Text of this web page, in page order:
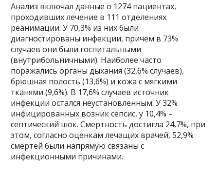
Анализ включал данные о 1274 пациентах,
проходивших лечение в 111 отделениях
реанимации. У 70,3% из них были
диагностированы инфекции, причем в 73%
случаев они были госпитальными
(внутрибольничными). Наиболее часто
поражались органы дыхания (32,6% случаев),
брюшная полость (13,6%) и кожа с мягкими
тканями (9,6%). В 17,6% случаев источник
инфекции остался неустановленным. У 32%
инфицированных возник сепсис, у 10,4% –
септический шок. Смертность достигла 24,7%, при
этом, согласно оценкам лечащих врачей, 52,9%
смертей были напрямую связаны с
инфекционными причинами.